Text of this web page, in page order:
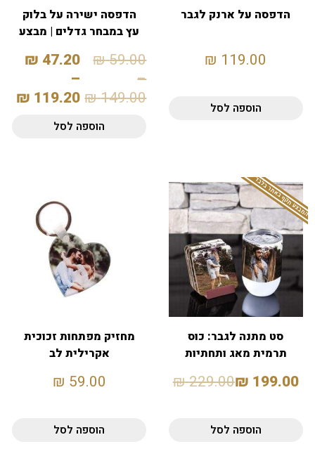
הדפסה על ארנק לגבר
119.00
₪
הוספה לסל
הדפסה ישירה על בלוק
עץ במבחר גדלים | מבצע
59.00
₪
–
149.00
₪
47.20
₪
–
119.20
₪
הוספה לסל
המבצע תקף באתר בלבד
סט מתנה לגבר: כוס
תרמית מאג ותחתיות
199.00
₪
229.00
₪
הוספה לסל
מחזיק מפתחות זכוכית
אקרילית לב
59.00
₪
הוספה לסל